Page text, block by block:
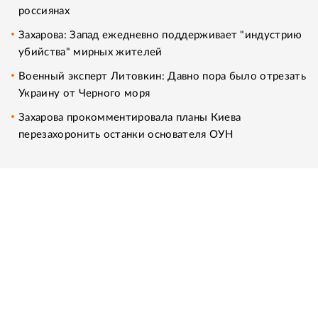
россиянах
Захарова: Запад ежедневно поддерживает "индустрию
убийства" мирных жителей
Военный эксперт Литовкин: Давно пора было отрезать
Украину от Черного моря
Захарова прокомментировала планы Киева
перезахоронить останки основателя ОУН